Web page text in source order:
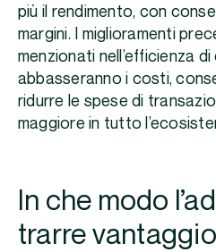
più il rendimento, con
margini. I miglioramenti
menzionati nell’efficienza
abbasseranno i costi,
ridurre le spese di
maggiore in tutto
In che modo
trarre vantaggio